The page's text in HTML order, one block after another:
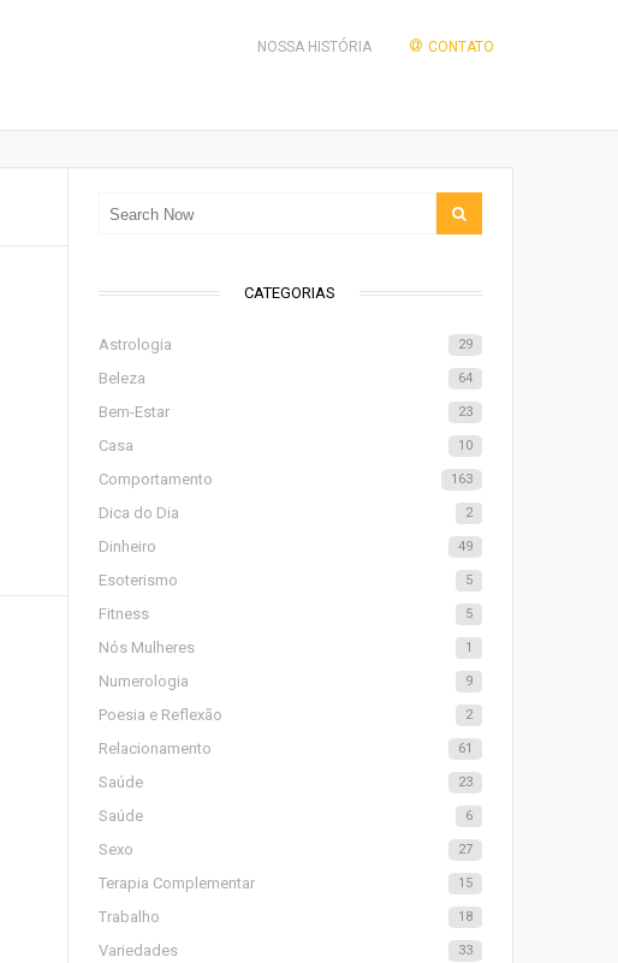
NOSSA HISTÓRIA CONTATO
CATEGORIAS
Astrologia 29
Beleza 64
Bem-Estar 23
Casa 10
Comportamento 163
Dica do Dia 2
Dinheiro 49
Esoterismo 5
Fitness 5
Nós Mulheres 1
Numerologia 9
Poesia e Reflexão 2
Relacionamento 61
Saúde 23
Saúde 6
Sexo 27
Terapia Complementar 15
Trabalho 18
Variedades 33